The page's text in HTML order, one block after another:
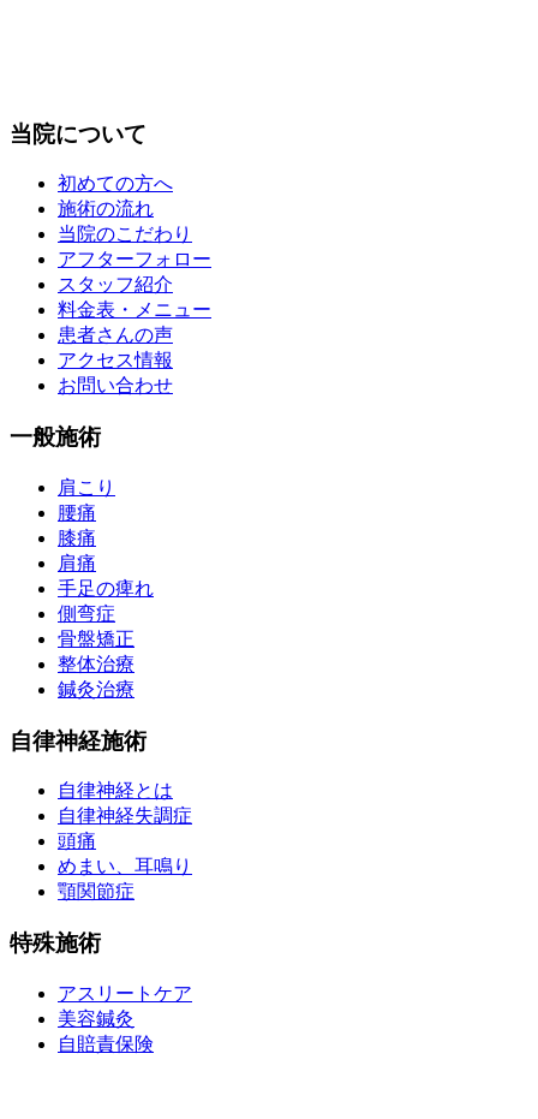
当院について
初めての方へ
施術の流れ
当院のこだわり
アフターフォロー
スタッフ紹介
料金表・メニュー
患者さんの声
アクセス情報
お問い合わせ
一般施術
肩こり
腰痛
膝痛
肩痛
手足の痺れ
側弯症
骨盤矯正
整体治療
鍼灸治療
自律神経施術
自律神経とは
自律神経失調症
頭痛
めまい、耳鳴り
顎関節症
特殊施術
アスリートケア
美容鍼灸
自賠責保険